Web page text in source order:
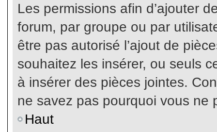
Les permissions afin d’ajouter
forum, par groupe ou par
être pas autorisé l’ajout de
souhaitez les insérer, ou seuls
à insérer des pièces jointes.
ne savez pas pourquoi vous ne
Haut